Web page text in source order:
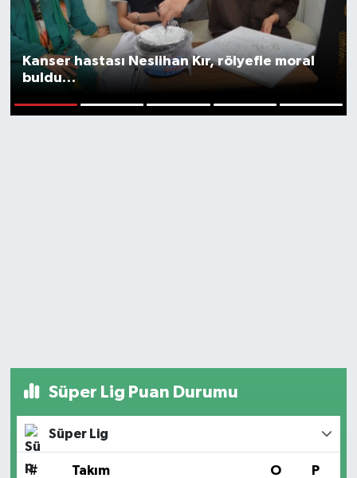
Kanser hastası Neslihan Kır, rölyefle moral
buldu…
Süper Lig Puan Durumu
Süper Lig
# Takım O P